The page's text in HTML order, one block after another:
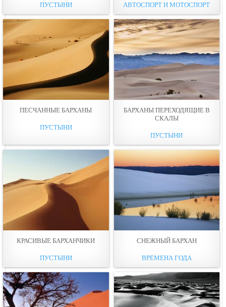
ПУСТЫНИ АВТОСПОРТ И МОТОСПОРТ
ПЕСЧАННЫЕ БАРХАНЫ
ПУСТЫНИ
БАРХАНЫ ПЕРЕХОДЯЩИЕ В
СКАЛЫ
ПУСТЫНИ
КРАСИВЫЕ БАРХАНЧИКИ
ПУСТЫНИ
СНЕЖНЫЙ БАРХАН
ВРЕМЕНА ГОДА